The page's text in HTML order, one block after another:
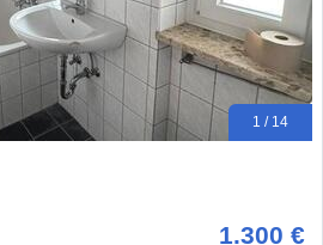
1 / 14
1.300 €